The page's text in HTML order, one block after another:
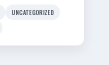
UNCATEGORIZED